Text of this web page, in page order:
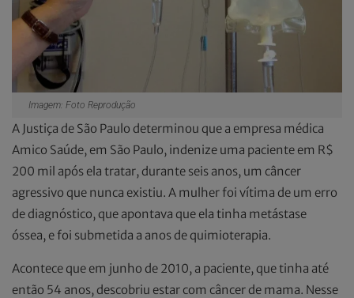
Imagem: Foto Reprodução
A Justiça de São Paulo determinou que a empresa médica
Amico Saúde, em São Paulo, indenize uma paciente em R$
200 mil após ela tratar, durante seis anos, um câncer
agressivo que nunca existiu. A mulher foi vítima de um erro
de diagnóstico, que apontava que ela tinha metástase
óssea, e foi submetida a anos de quimioterapia.
Acontece que em junho de 2010, a paciente, que tinha até
então 54 anos, descobriu estar com câncer de mama. Nesse